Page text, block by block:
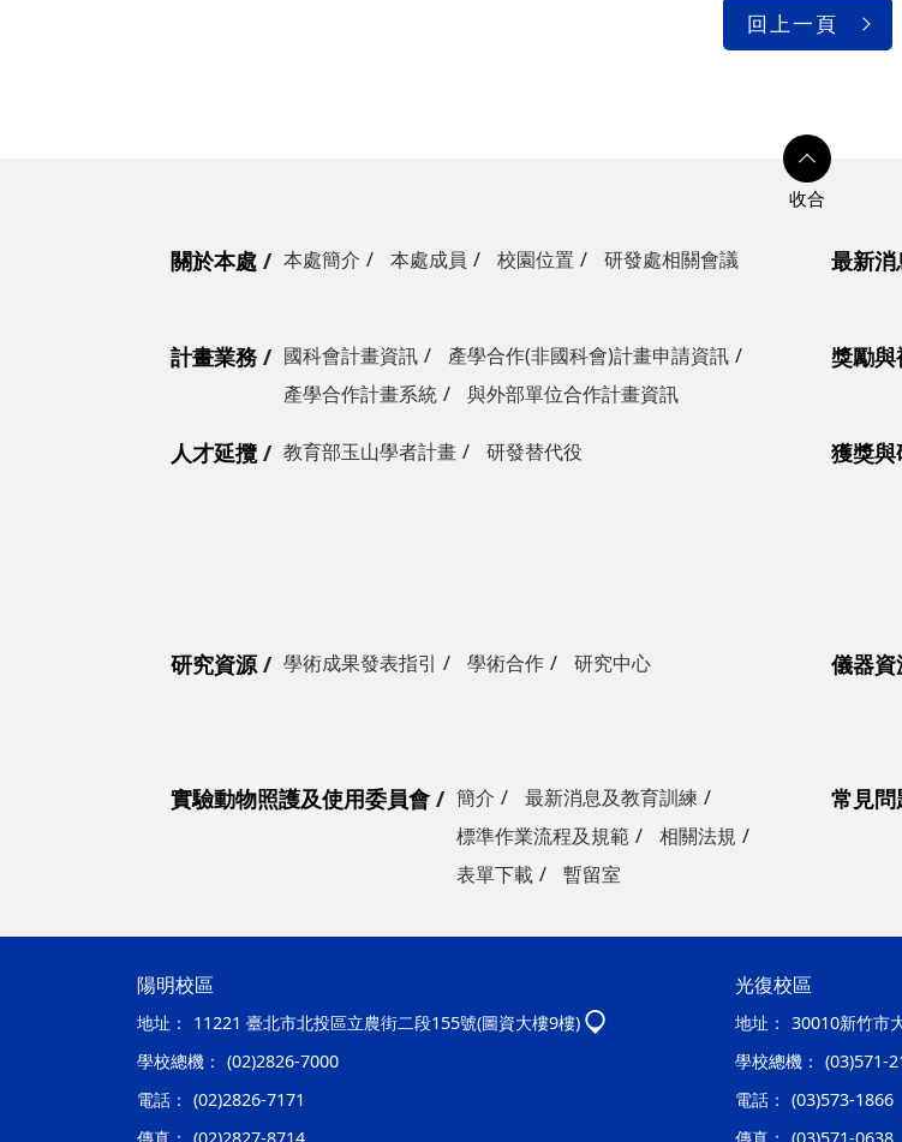
回上一頁
關於本處 本處簡介 本處成員 校園位置 研發處相關會議 最新消
計畫業務 國科會計畫資訊
產學合作(非國科會)計畫申請資訊
產學合作計畫系統
與外部單位合作計畫資訊
獎勵與
人才延攬 教育部玉山學者計畫 研發替代役 獲獎
研究資源 學術成果發表指引 學術合作 研究中心 儀器資
實驗動物照護及使用委員會 簡介
最新消息及教育訓練
標準作業流程及規範
相關法規
表單下載
暫留室
常見
陽明校區
地址：
11221 臺北市北投區立農街二段155號(圖資大樓9樓)
學校總機： (02)2826-7000
電話： (02)2826-7171
光復校區
地址： 30010新竹市
學校總機： (03)571-
電話： (03)573-1866